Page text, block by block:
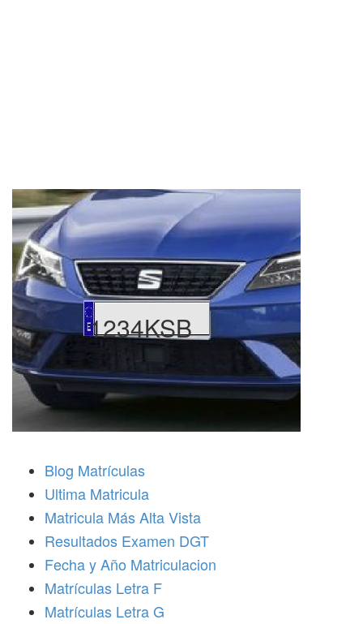
1234KSB
Blog Matrículas
Ultima Matricula
Matricula Más Alta Vista
Resultados Examen DGT
Fecha y Año Matriculacion
Matrículas Letra F
Matrículas Letra G